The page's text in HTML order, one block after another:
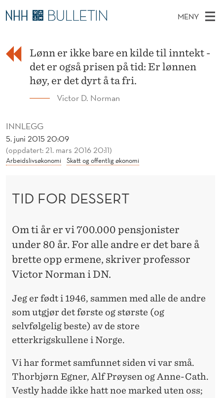
T
E
S
MENY
O
V
N
Y
K
I
Stipendiater og nye forskerprofiler
Disputaser
INNLEGG
5. juni 2015 20:09
(oppdatert: 21. mars 2016 20:11)
Arbeidslivsøkonomi Skatt og offentlig økonomi
Lønn er ikke bare en kilde til inntekt -
det er også prisen på tid: Er lønnen
høy, er det dyrt å ta fri.
Victor D. Norman
TID FOR DESSERT
Om ti år er vi 700.000 pensjonister
under 80 år. For alle andre er det bare å
brette opp ermene, skriver professor
Victor Norman i DN.
Jeg er født i 1946, sammen med alle de andre
som utgjør det første og største (og
selvfølgelig beste) av de store
etterkrigskullene i Norge.
Vi har formet samfunnet siden vi var små.
Thorbjørn Egner, Alf Prøysen og Anne-Cath.
Vestly hadde ikke hatt noe marked uten oss;